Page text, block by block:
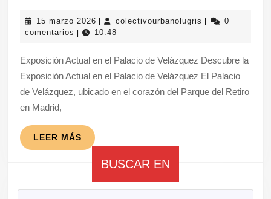
Vanguardia
en
la
Exposición
del
Palacio
Velázquez
15 marzo 2026 15
marzo
colectivourbanolugris
0
comentarios
10:48
Exposición Actual en el Palacio de Velázquez Descubre la
Exposición Actual en el Palacio de Velázquez El Palacio
de Velázquez, ubicado en el corazón del Parque del Retiro
en Madrid,
LEER MÁS LEER
MÁS
BUSCAR EN